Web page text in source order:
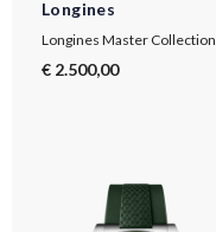
Longines
Longines Master Collection
€ 2.500,00